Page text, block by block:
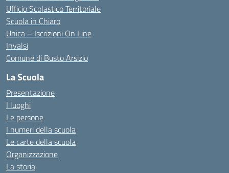
Ufficio Scolastico Territoriale
Scuola in Chiaro
Unica – Iscrizioni On Line
Invalsi
Comune di Busto Arsizio
La Scuola
Presentazione
I luoghi
Le persone
I numeri della scuola
Le carte della scuola
Organizzazione
La storia